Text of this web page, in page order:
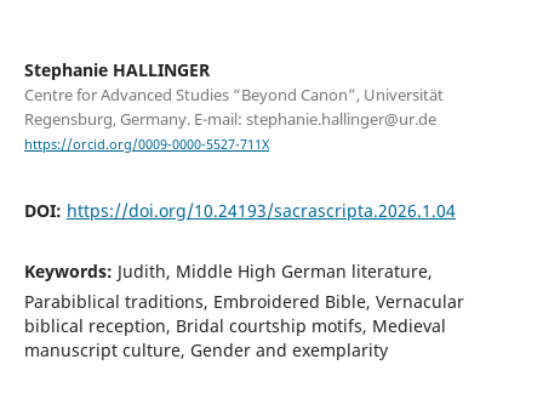
Stephanie HALLINGER
Centre for Advanced Studies “Beyond Canon”, Universität
Regensburg, Germany. E-mail: stephanie.hallinger@ur.de
https://orcid.org/0009-0000-5527-711X
DOI: https://doi.org/10.24193/sacrascripta.2026.1.04
Keywords: Judith, Middle High German literature,
Parabiblical traditions, Embroidered Bible, Vernacular
biblical reception, Bridal courtship motifs, Medieval
manuscript culture, Gender and exemplarity